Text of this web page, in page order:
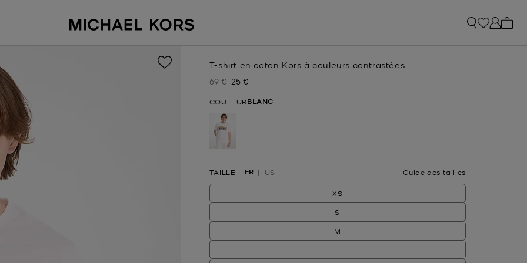
T-shirt en coton Kors à couleurs contrastées
Prix initial
69 € Prix actuel
25 €
COULEURBLANC
TAILLE FR US Guide des tailles
XS
S
M
L